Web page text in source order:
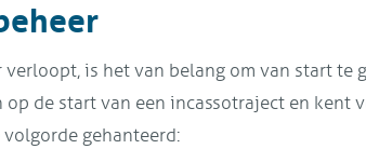
is het van belang om van start te
de start van een incassotraject en kent
gehanteerd: